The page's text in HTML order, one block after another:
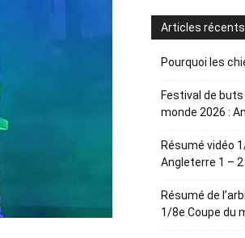
Articles récents
Pourquoi les
Festival de
monde 2026 :
Résumé vidéo
Angleterre 1 –
Résumé de
1/8e Coupe du